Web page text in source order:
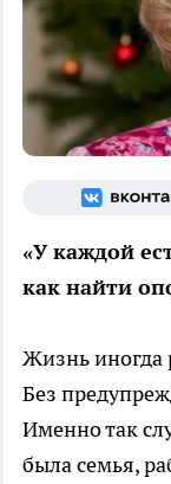
«У каждой
как найти
Жизнь иногда
Без
Именно так
была семья,